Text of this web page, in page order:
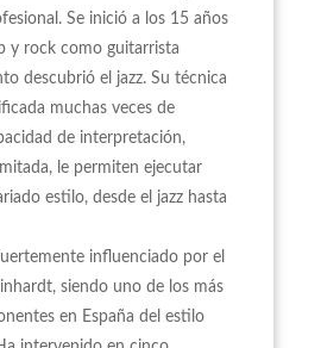
Se inició a los 15 años
y rock como guitarrista
descubrió el jazz. Su técnica
muchas veces de
de interpretación,
le permiten ejecutar
estilo, desde el jazz hasta
influenciado por el
siendo uno de los más
en España del estilo